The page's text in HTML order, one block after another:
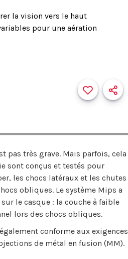
la vision vers le haut
pour une aération
pas très grave. Mais parfois, cela
sont conçus et testés pour
les chocs latéraux et les chutes
obliques. Le système Mips a
le casque : la couche à faible
lors des chocs obliques.
conforme aux exigences
de métal en fusion (MM).